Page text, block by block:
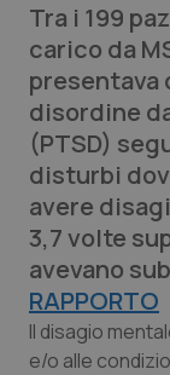
Edizioni
QS Pro
Abruzzo
Basilicata
Calabria
QS Pro
Artrite &
Asma &
QS Club
Tra i 199
carico da
disordine
(PTSD)
disturbi
avere
3,7 volte
avevano
RAPPORTO
Il disagio
e/o alle